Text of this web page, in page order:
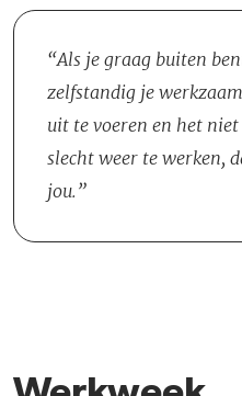
Als je graag buiten
zelfstandig je
uit te voeren en het
slecht weer te werken,
jou.